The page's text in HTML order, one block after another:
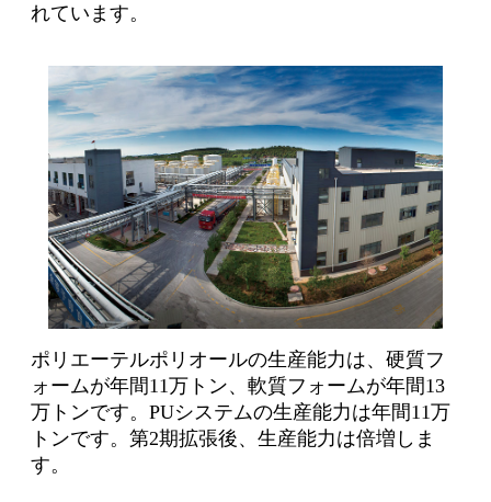
れています。
ポリエーテルポリオールの生産能力は、硬質フ
ォームが年間11万トン、軟質フォームが年間13
万トンです。PUシステムの生産能力は年間11万
トンです。第2期拡張後、生産能力は倍増しま
す。